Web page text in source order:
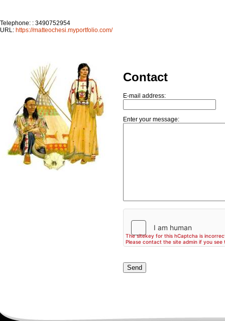
Telephone: : 3490752954
URL: https://matteochesi.myportfolio.com/
Contact
E-mail address:
Enter your message: